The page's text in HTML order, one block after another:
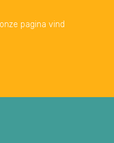
pagina vind